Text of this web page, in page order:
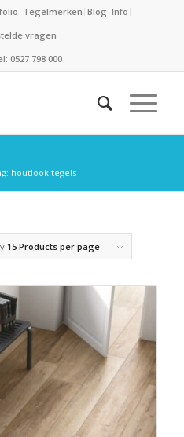
Tegelmerken Blog Info
vragen
0527 798 000
houtlook tegels
15 Products per page